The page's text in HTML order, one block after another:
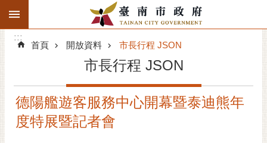
跳到主要內容區塊
搜
階
精彩府城
:::
:::
首頁 開放資料 市長行程 JSON
市長行程 JSON
德陽艦遊客服務中心開幕暨泰迪熊年
度特展暨記者會